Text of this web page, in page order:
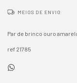
MEIOS DE ENVIO
Par de brinco ouro
ref 21785